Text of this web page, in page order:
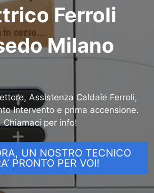
Ferroli
Milano
Assistenza Caldaie Ferroli,
Intervento e prima accensione.
Chiamaci per info!
UN NOSTRO TECNICO
PRONTO PER VOI!